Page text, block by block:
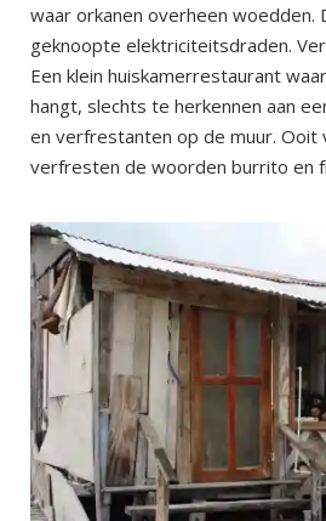
waar orkanen overheen woedden.
geknoopte elektriciteitsdraden.
Een klein huiskamerrestaurant
hangt, slechts te herkennen aan
en verfrestanten op de muur. Ooit
verfresten de woorden burrito en